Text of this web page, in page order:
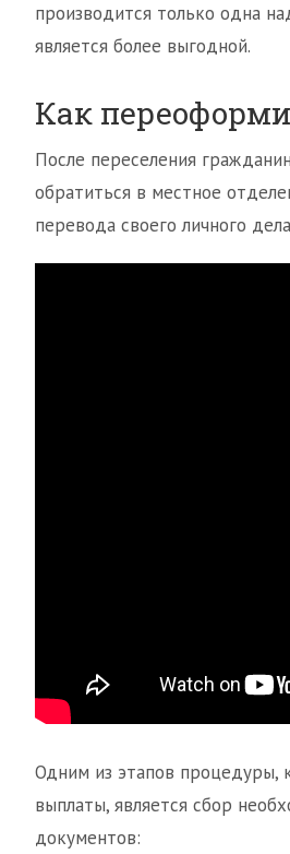
производится только одна
является более выгодной.
Как
После переселения
обратиться в местное
перевода своего личного
Одним из этапов процедуры,
выплаты, является сбор
документов: